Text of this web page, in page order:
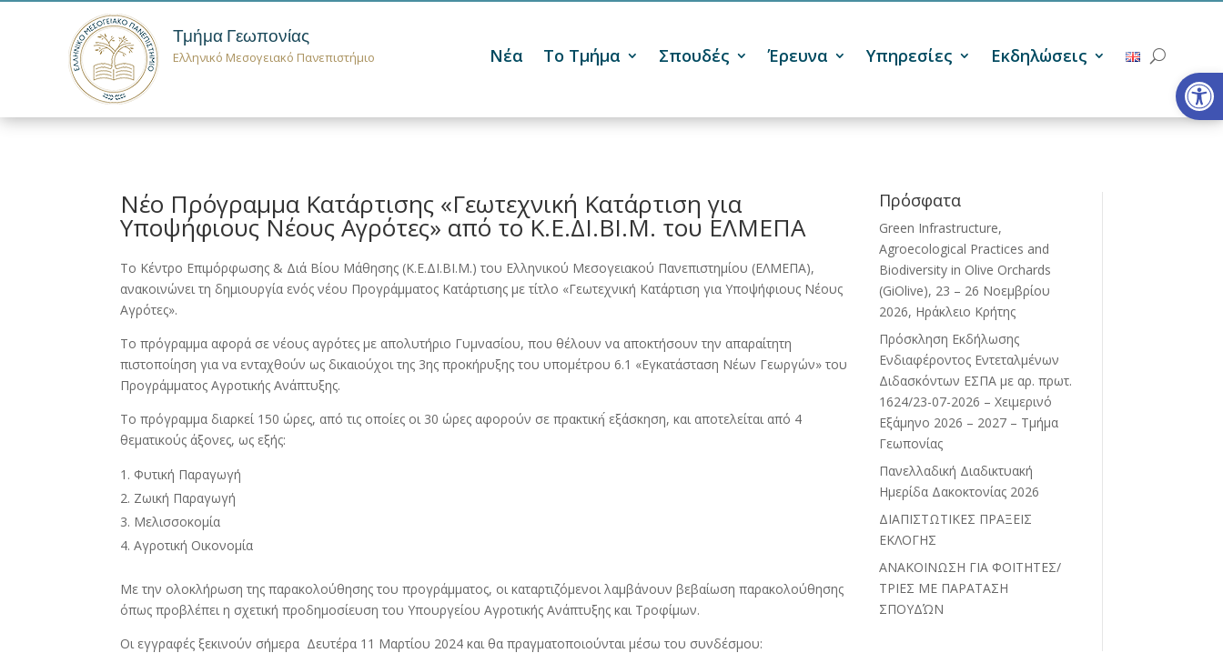
Τμήμα Γεωπονίας
Ελληνικό Μεσογειακό Πανεπιστήμιο Νέα Το Τμήμα Σπουδές Έρευνα Υπηρεσίες Εκδηλώσεις
Νέο Πρόγραμμα Κατάρτισης «Γεωτεχνική Κατάρτιση για
Υποψήφιους Νέους Αγρότες» από το Κ.Ε.ΔΙ.ΒΙ.Μ. του ΕΛΜΕΠΑ
To Κέντρο Επιμόρφωσης & Διά Βίου Μάθησης (Κ.Ε.ΔΙ.ΒΙ.Μ.) του Ελληνικού Μεσογειακού Πανεπιστημίου (ΕΛΜΕΠΑ),
ανακοινώνει τη δημιουργία ενός νέου Προγράμματος Κατάρτισης με τίτλο «Γεωτεχνική Κατάρτιση για Υποψήφιους Νέους
Αγρότες».
Το πρόγραμμα αφορά σε νέους αγρότες με απολυτήριο Γυμνασίου, που θέλουν να αποκτήσουν την απαραίτητη
πιστοποίηση για να ενταχθούν ως δικαιούχοι της 3ης προκήρυξης του υπομέτρου 6.1 «Εγκατάσταση Νέων Γεωργών» του
Προγράμματος Αγροτικής Ανάπτυξης.
Το πρόγραμμα διαρκεί 150 ώρες, από τις οποίες οι 30 ώρες αφορούν σε πρακτική́ εξάσκηση, και αποτελείται από 4
θεματικούς άξονες, ως εξής:
Φυτική Παραγωγή
Ζωική Παραγωγή
Μελισσοκομία
Αγροτική Οικονομία
Με την ολοκλήρωση της παρακολούθησης του προγράμματος, οι καταρτιζόμενοι λαμβάνουν βεβαίωση παρακολούθησης
όπως προβλέπει η σχετική προδημοσίευση του Υπουργείου Αγροτικής Ανάπτυξης και Τροφίμων.
Οι εγγραφές ξεκινούν σήμερα Δευτέρα 11 Μαρτίου 2024 και θα πραγματοποιούνται μέσω του συνδέσμου:
Πρόσφατα
Green Infrastructure,
Agroecological Practices and
Biodiversity in Olive Orchards
(GiOlive), 23 – 26 Νοεμβρίου
2026, Ηράκλειο Κρήτης
Πρόσκληση Εκδήλωσης
Ενδιαφέροντος Εντεταλμένων
Διδασκόντων ΕΣΠΑ με αρ. πρωτ.
1624/23-07-2026 – Χειμερινό
Εξάμηνο 2026 – 2027 – Τμήμα
Γεωπονίας
Πανελλαδική Διαδικτυακή
Ημερίδα Δακοκτονίας 2026
ΔΙΑΠΙΣΤΩΤΙΚΕΣ ΠΡΑΞΕΙΣ
ΕΚΛΟΓΗΣ
ΑΝΑΚΟΙΝΩΣΗ ΓΙΑ ΦΟΙΤΗΤΕΣ/
ΤΡΙΕΣ ΜΕ ΠΑΡΑΤΑΣΗ
ΣΠΟΥΔΏΝ